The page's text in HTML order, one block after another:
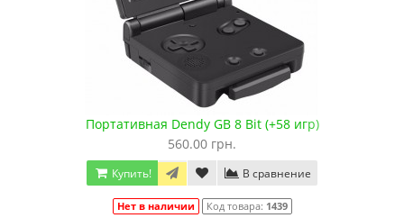
Портативная Dendy GB 8 Bit (+58 игр)
560.00 грн.
Купить! В сравнение
Нет в наличии Код товара: 1439